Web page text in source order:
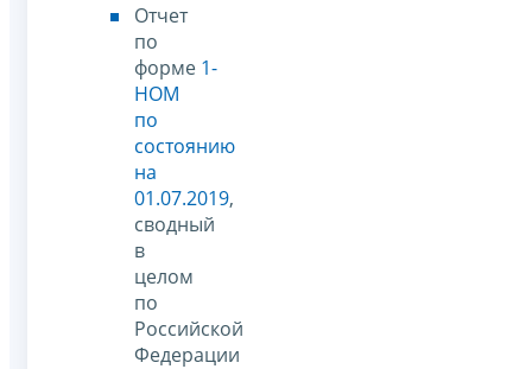
Отчет
по
форме 1-
НОМ
по
состоянию
на
01.07.2019,
сводный
в
целом
по
Российской
Федерации